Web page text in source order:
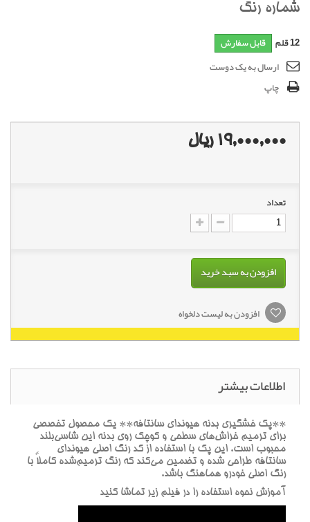
شماره رنگ
12قلم قابل سفارش
ارسال به یک دوست
چاپ
19,000,000 ریال
تعداد
افزودن به سبد خرید
افزودن به لیست دلخواه
اطلاعات بیشتر
**پک خشگيري بدنه هيونداي سانتافه** يک محصول تخصصي
براي ترميم خراش‌هاي سطحي و کوچک روي بدنه اين شاسي‌بلند
محبوب است. اين پک با استفاده از کد رنگ اصلي هيونداي
سانتافه طراحي شده و تضمين مي‌کند که رنگ ترميم‌شده کاملاً با
رنگ اصلي خودرو هماهنگ باشد.
آموزش نحوه استفاده را در فيلم زير تماشا کنيد